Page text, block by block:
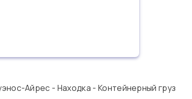
Айрес - Находка - Контейнерный груз